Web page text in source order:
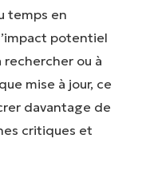
temps en
potentiel
rechercher ou à
mise à jour, ce
davantage de
critiques et